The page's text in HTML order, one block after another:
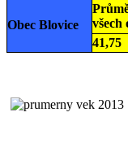
Obec Blovice
všech
41,75